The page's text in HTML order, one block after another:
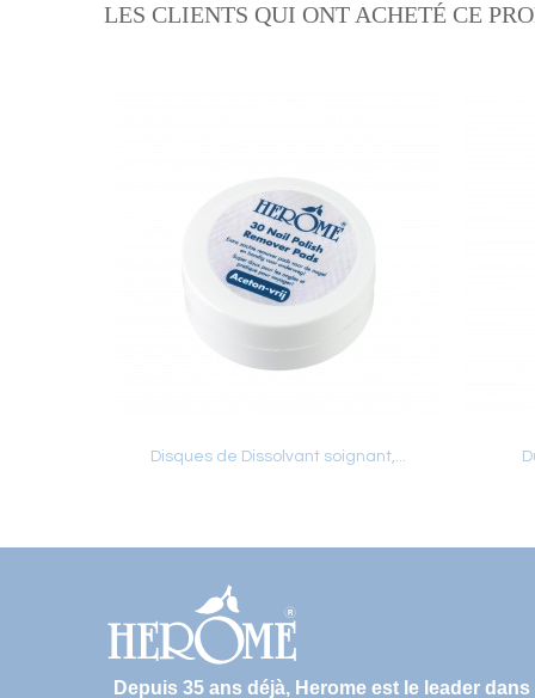
LES CLIENTS QUI ONT ACHETÉ CE
Ajouter au panier
Disques de Dissolvant soignant,...
Depuis 35 ans déjà, Herome est le leader